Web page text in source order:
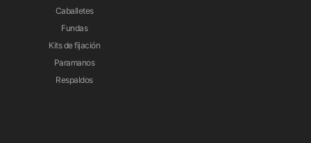
Caballetes
Fundas
Kits de fijación
Paramanos
Respaldos